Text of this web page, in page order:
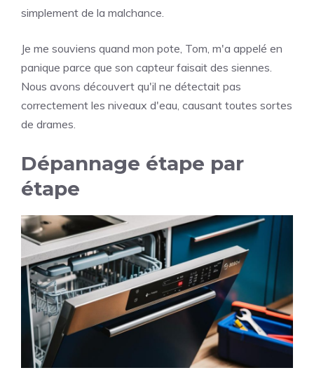
simplement de la malchance.
Je me souviens quand mon pote, Tom, m'a appelé en
panique parce que son capteur faisait des siennes.
Nous avons découvert qu'il ne détectait pas
correctement les niveaux d'eau, causant toutes sortes
de drames.
Dépannage étape par
étape